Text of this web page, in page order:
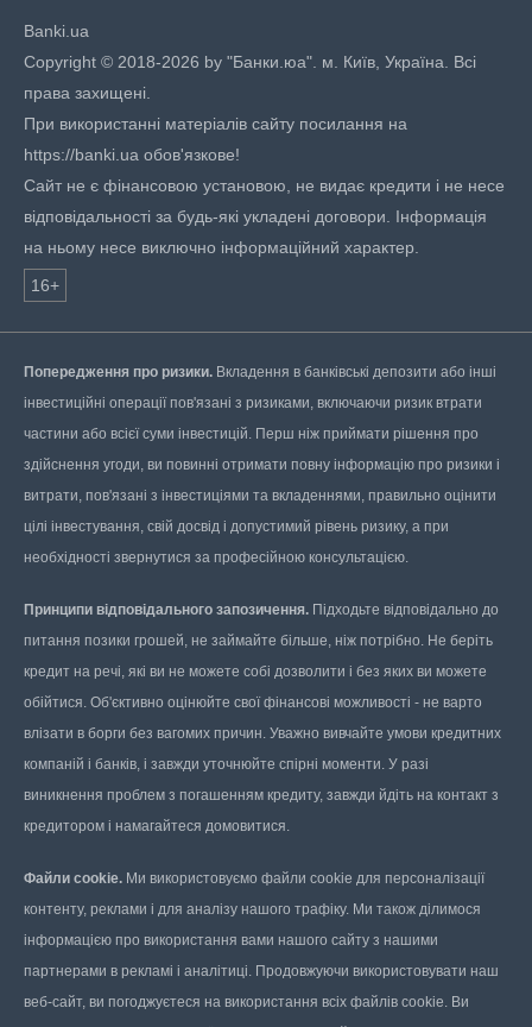
Banki.ua
Copyright © 2018-2026 by "Банки.юа". м. Київ, Україна. Всі
права захищені.
При використанні матеріалів сайту посилання на
https://banki.ua обов'язкове!
Сайт не є фінансовою установою, не видає кредити і не несе
відповідальності за будь-які укладені договори. Інформація
на ньому несе виключно інформаційний характер.
16+
Попередження про ризики. Вкладення в банківські депозити або інші
інвестиційні операції пов'язані з ризиками, включаючи ризик втрати
частини або всієї суми інвестицій. Перш ніж приймати рішення про
здійснення угоди, ви повинні отримати повну інформацію про ризики і
витрати, пов'язані з інвестиціями та вкладеннями, правильно оцінити
цілі інвестування, свій досвід і допустимий рівень ризику, а при
необхідності звернутися за професійною консультацією.
Принципи відповідального запозичення. Підходьте відповідально до
питання позики грошей, не займайте більше, ніж потрібно. Не беріть
кредит на речі, які ви не можете собі дозволити і без яких ви можете
обійтися. Об'єктивно оцінюйте свої фінансові можливості - не варто
влізати в борги без вагомих причин. Уважно вивчайте умови кредитних
компаній і банків, і завжди уточнюйте спірні моменти. У разі
виникнення проблем з погашенням кредиту, завжди йдіть на контакт з
кредитором і намагайтеся домовитися.
Файли cookie. Ми використовуємо файли cookie для персоналізації
контенту, реклами і для аналізу нашого трафіку. Ми також ділимося
інформацією про використання вами нашого сайту з нашими
партнерами в рекламі і аналітиці. Продовжуючи використовувати наш
веб-сайт, ви погоджуєтеся на використання всіх файлів cookie. Ви